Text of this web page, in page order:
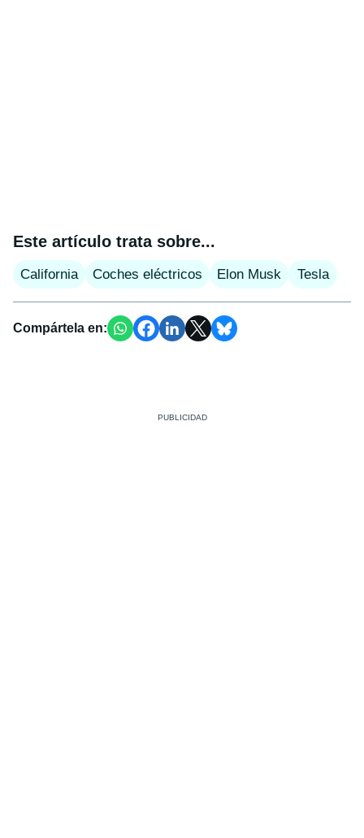
Este artículo trata sobre...
California Coches eléctricos Elon Musk Tesla
Compártela en: